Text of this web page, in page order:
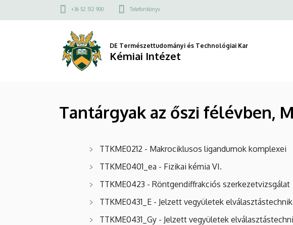
Tantárgyak
félévben,
a
Felső
menü
+36 52 512 900 Telefonkönyv
DE Természettudományi és Technológiai Kar
Kémiai Intézet
Tantárgyak az őszi félévben,
TTKME0212 - Makrociklusos ligandumok komplexei
TTKME0401_ea - Fizikai kémia VI.
TTKME0423 - Röntgendiffrakciós szerkezetvizsgálat
TTKME0431_E - Jelzett vegyületek
TTKME0431_Gy - Jelzett vegyületek